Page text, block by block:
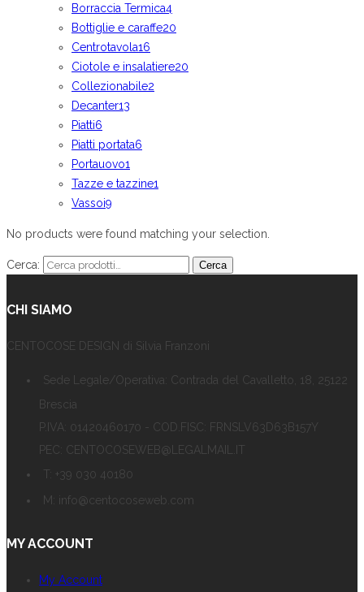
Borraccia Termica4
Bottiglie e caraffe20
Centrotavola16
Ciotole e insalatiere20
Collezionabile2
Decanter13
Piatti6
Piatti portata6
Portauovo1
Tazze e tazzine1
Vassoi9
No products were found matching your selection.
Cerca: Cerca
CHI SIAMO
CENTOCOSE DESIGN di Silvia Franzoni
Sede Legale/Operativa: Contrada del Cavalletto, 18, 25122
Brescia
P.IVA: 01420460170 - COD.FISC: FRNSLV63D63B157Y
PEC: CENTOCOSEWEB@LEGALMAIL.IT
T: +39 030 40180
M: info@centocoseweb.com
MY ACCOUNT
My Account